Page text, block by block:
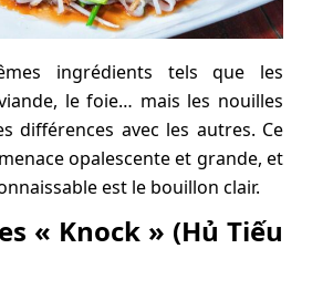
ingrédients tels que les
le foie… mais les nouilles
différences avec les autres. Ce
opalescente et grande, et
est le bouillon clair.
« Knock » (Hủ Tiếu